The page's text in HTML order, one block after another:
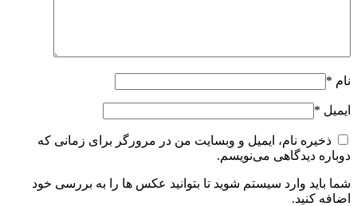
نام *
ایمیل *
ذخیره نام، ایمیل و وبسایت من در مرورگر برای زمانی که
دوباره دیدگاهی می‌نویسم.
شما باید وارد سیستم شوید تا بتوانید عکس ها را به بررسی خود
اضافه کنید.